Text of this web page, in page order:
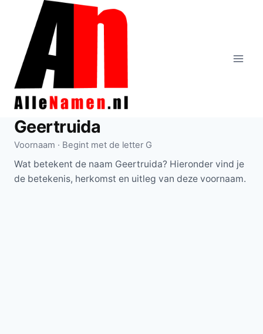
Doorgaan
inhoud
Geertruida
Voornaam · Begint met de letter G
Wat betekent de naam Geertruida? Hieronder vind je
de betekenis, herkomst en uitleg van deze voornaam.